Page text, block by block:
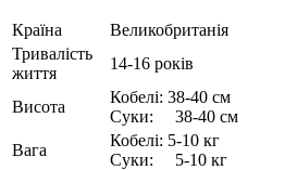
Країна
Великобританія
Тривалість
життя
14-16 років
Висота
Кобелі: 38-40 см
Суки: 38-40 см
Вага
Кобелі: 5-10 кг
Суки: 5-10 кг